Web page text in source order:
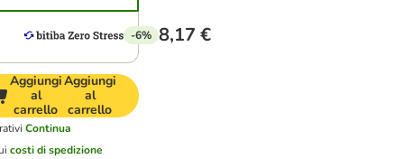
-6% 8,17 €
Aggiungi
al
carrello
Aggiungi
al
carrello
Continua
costi di spedizione